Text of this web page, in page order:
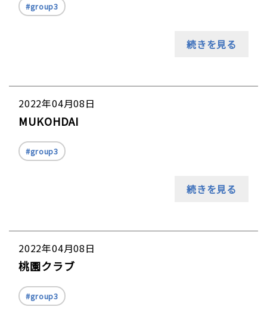
group3
続きを見る
2022年04月08日
MUKOHDAI
group3
続きを見る
2022年04月08日
桃園クラブ
group3